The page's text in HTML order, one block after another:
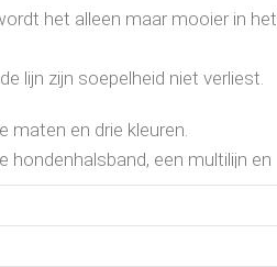
het alleen maar mooier in het
lijn zijn soepelheid niet verliest.
maten en drie kleuren.
hondenhalsband, een multilijn en